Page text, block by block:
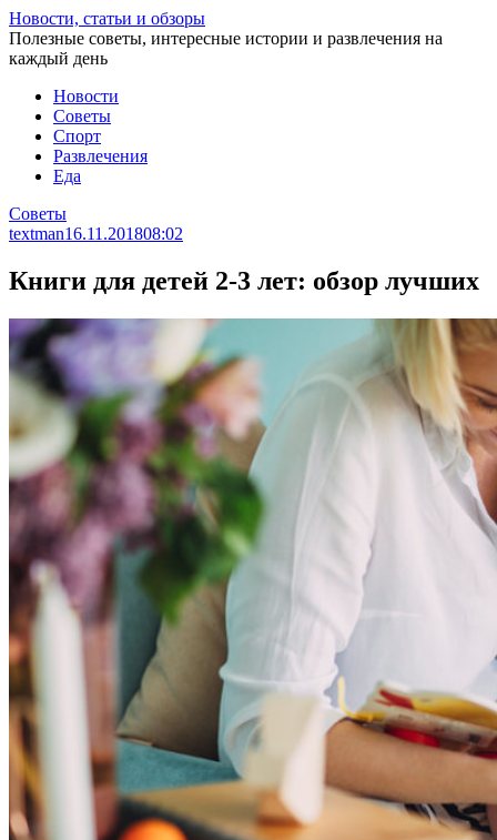
Перейти
к
статье
Новости, статьи и обзоры
Полезные советы, интересные истории и развлечения на
каждый день
Новости
Советы
Спорт
Развлечения
Еда
Советы
textman16.11.201808:02
Книги для детей 2-3 лет: обзор лучших